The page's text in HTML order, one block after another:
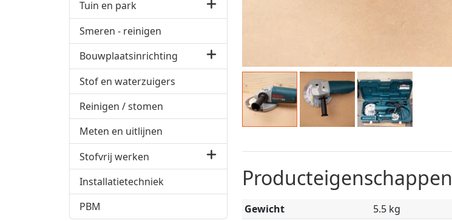
Tuin en park
Smeren - reinigen
Bouwplaatsinrichting
Stof en waterzuigers
Reinigen / stomen
Meten en uitlijnen
Stofvrij werken
Installatietechniek
PBM
Producteigenschappen
Gewicht
5.5 kg